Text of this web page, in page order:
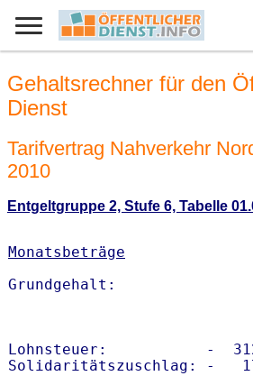
Gehaltsrechner für den
Dienst
Tarifvertrag Nahverkehr
2010
Entgeltgruppe 2, Stufe 6, Tabelle
Monatsbeträge
Lohnsteuer:           -
Solidaritätszuschlag: -